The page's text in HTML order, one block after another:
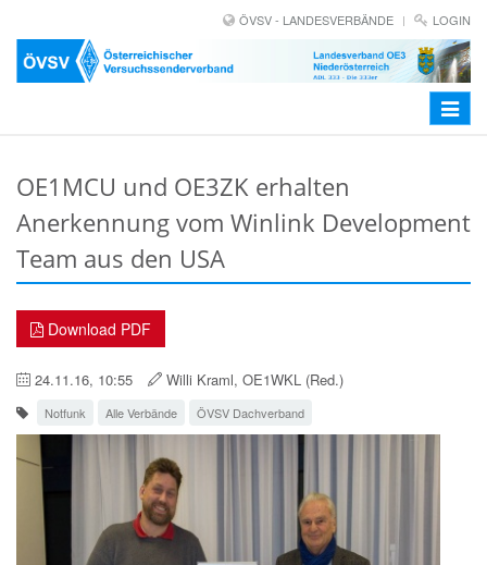
ÖVSV - LANDESVERBÄNDE LOGIN
Toggle
OE1MCU und OE3ZK erhalten
Anerkennung vom Winlink Development
Team aus den USA
Download PDF
24.11.16, 10:55 Willi Kraml, OE1WKL (Red.)
Notfunk Alle Verbände ÖVSV Dachverband